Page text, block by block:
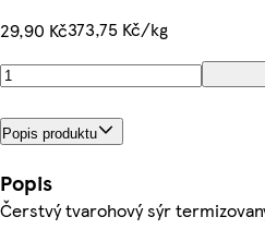
29,90 Kč373,75 Kč/kg
Popis produktu
Popis
Čerstvý tvarohový sýr